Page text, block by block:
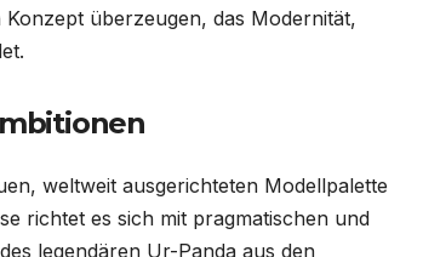
überzeugen, das Modernität,
weltweit ausgerichteten Modellpalette
richtet es sich mit pragmatischen und
legendären Ur-Panda aus den